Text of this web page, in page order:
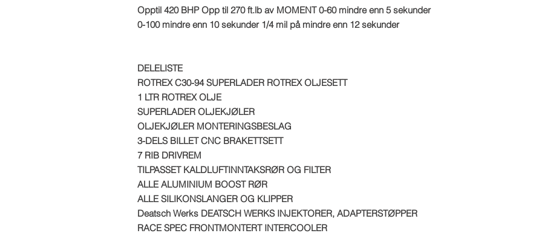
Opptil 420 BHP Opp til 270 ft.lb av MOMENT 0-60 mindre enn 5 sekunder
0-100 mindre enn 10 sekunder 1/4 mil på mindre enn 12 sekunder
DELELISTE
ROTREX C30-94 SUPERLADER ROTREX OLJESETT
1 LTR ROTREX OLJE
SUPERLADER OLJEKJØLER
OLJEKJØLER MONTERINGSBESLAG
3-DELS BILLET CNC BRAKETTSETT
7 RIB DRIVREM
TILPASSET KALDLUFTINNTAKSRØR OG FILTER
ALLE ALUMINIUM BOOST RØR
ALLE SILIKONSLANGER OG KLIPPER
Deatsch Werks DEATSCH WERKS INJEKTORER, ADAPTERSTØPPER
RACE SPEC FRONTMONTERT INTERCOOLER